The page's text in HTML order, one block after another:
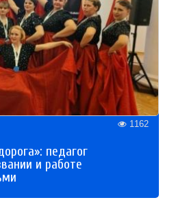
1162
педагог
и работе